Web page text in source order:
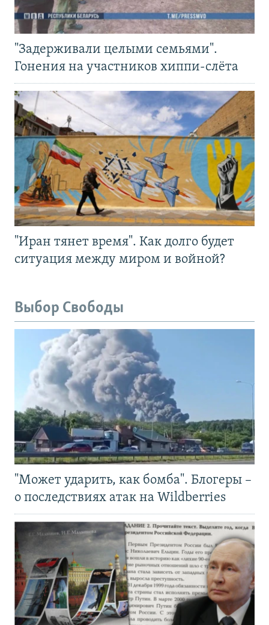
"Задерживали целыми семьями".
Гонения на участников хиппи-слёта
"Иран тянет время". Как долго будет
ситуация между миром и войной?
Выбор Свободы
"Может ударить, как бомба". Блогеры –
о последствиях атак на Wildberries